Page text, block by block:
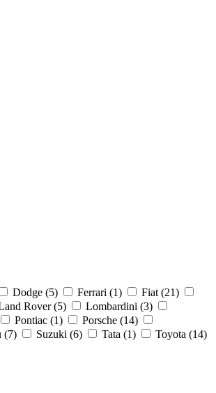
Dodge (5) Ferrari (1) Fiat (21)
Rover (5) Lombardini (3)
Pontiac (1) Porsche (14)
(7) Suzuki (6) Tata (1) Toyota (14)